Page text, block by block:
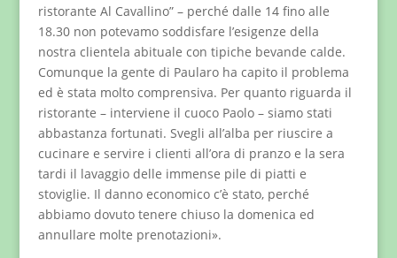
ristorante Al Cavallino” – perché dalle 14 fino alle
18.30 non potevamo soddisfare l’esigenze della
nostra clientela abituale con tipiche bevande calde.
Comunque la gente di Paularo ha capito il problema
ed è stata molto comprensiva. Per quanto riguarda il
ristorante – interviene il cuoco Paolo – siamo stati
abbastanza fortunati. Svegli all’alba per riuscire a
cucinare e servire i clienti all’ora di pranzo e la sera
tardi il lavaggio delle immense pile di piatti e
stoviglie. Il danno economico c’è stato, perché
abbiamo dovuto tenere chiuso la domenica ed
annullare molte prenotazioni».